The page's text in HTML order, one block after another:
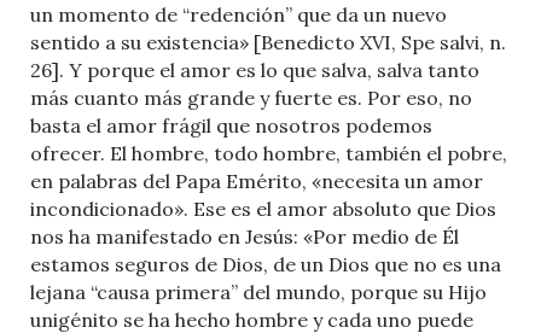
un momento de “redención” que da un nuevo
sentido a su existencia» [Benedicto XVI, Spe salvi, n.
26]. Y porque el amor es lo que salva, salva tanto
más cuanto más grande y fuerte es. Por eso, no
basta el amor frágil que nosotros podemos
ofrecer. El hombre, todo hombre, también el pobre,
en palabras del Papa Emérito, «necesita un amor
incondicionado». Ese es el amor absoluto que Dios
nos ha manifestado en Jesús: «Por medio de Él
estamos seguros de Dios, de un Dios que no es una
lejana “causa primera” del mundo, porque su Hijo
unigénito se ha hecho hombre y cada uno puede